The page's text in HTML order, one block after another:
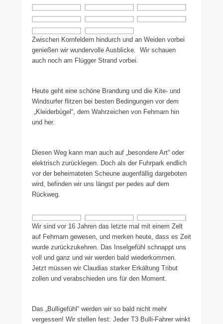
Zwischen Kornfeldern hindurch und an Weiden vorbei
genießen wir wundervolle Ausblicke. Wir schauen
auch noch am Flügger Strand vorbei.
Heute geht eine schöne Brandung und die Kite- und
Windsurfer flitzen bei besten Bedingungen vor dem
„Kleiderbügel“, dem Wahrzeichen von Fehmarn hin
und her.
Diesen Weg kann man auch auf „besondere Art“ oder
elektrisch zurücklegen. Doch als der Fuhrpark endlich
vor der beheimateten Scheune augenfällig dargeboten
wird, befinden wir uns längst per pedes auf dem
Rückweg.
Wir sind vor 16 Jahren das letzte mal mit einem Zelt
auf Fehmarn gewesen, und merken heute, dass es Zeit
wurde zurückzukehren. Das Inselgefühl schnappt uns
voll und ganz und wir werden bald wiederkommen.
Jetzt müssen wir Claudias starker Erkältung Tribut
zollen und verabschieden uns für den Moment.
Das „Bulligefühl“ werden wir so bald nicht mehr
vergessen! Wir stellen fest: Jeder T3 Bulli-Fahrer winkt